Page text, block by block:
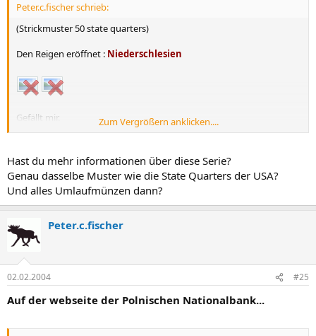
Peter.c.fischer schrieb:
(Strickmuster 50 state quarters)
Den Reigen eröffnet : Niederschlesien
Gefällt mir.
Zum Vergrößern anklicken....
Hast du mehr informationen über diese Serie?
Genau dasselbe Muster wie die State Quarters der USA?
Und alles Umlaufmünzen dann?
Peter.c.fischer
02.02.2004 #25
Auf der webseite der Polnischen Nationalbank...